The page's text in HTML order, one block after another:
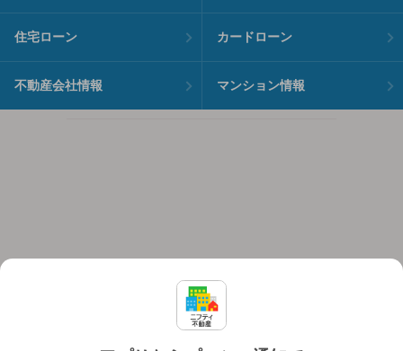
住宅ローン カードローン
不動産会社情報 マンション情報